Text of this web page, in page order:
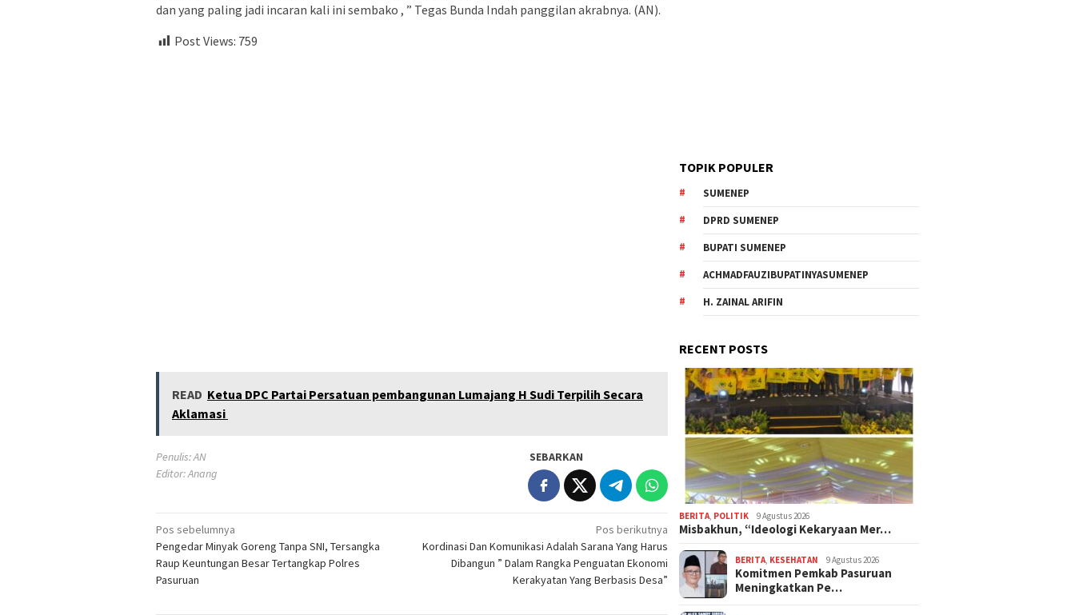
dan yang paling jadi incaran kali ini sembako , ” Tegas Bunda Indah panggilan akrabnya. (AN).
Post Views: 759
READ Ketua DPC Partai Persatuan pembangunan Lumajang H Sudi Terpilih Secara
Aklamasi
Penulis: AN
Editor: Anang
SEBARKAN
Navigasi
pos
Pos sebelumnya
Pengedar Minyak Goreng Tanpa SNI, Tersangka
Raup Keuntungan Besar Tertangkap Polres
Pasuruan
Pos berikutnya
Kordinasi Dan Komunikasi Adalah Sarana Yang Harus
Dibangun ” Dalam Rangka Penguatan Ekonomi
Kerakyatan Yang Berbasis Desa”
TOPIK POPULER
SUMENEP
DPRD SUMENEP
BUPATI SUMENEP
ACHMADFAUZIBUPATINYASUMENEP
H. ZAINAL ARIFIN
RECENT POSTS
BERITA, POLITIK 9 Agustus 2026
Misbakhun, “Ideologi Kekaryaan Mer…
BERITA, KESEHATAN 9 Agustus 2026
Komitmen Pemkab Pasuruan
Meningkatkan Pe…